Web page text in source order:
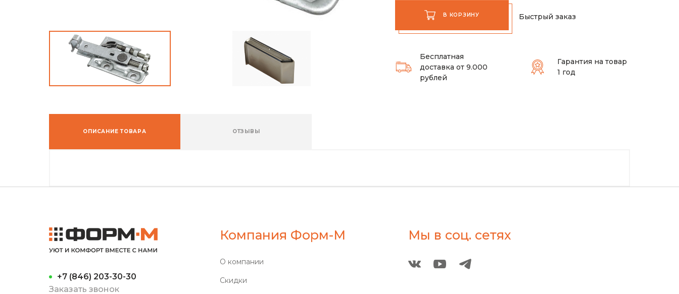
В КОРЗИНУ Быстрый заказ
Бесплатная
доставка от 9.000
рублей
Гарантия на товар
1 год
ОПИСАНИЕ ТОВАРА ОТЗЫВЫ
+7 (846) 203-30-30
Заказать звонок
Компания Форм-М
О компании
Скидки
Мы в соц. сетях